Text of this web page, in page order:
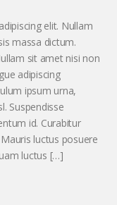
elit. Nullam
massa dictum.
sit amet nisi non
adipiscing
ipsum urna,
Suspendisse
id. Curabitur
luctus posuere
luctus […]